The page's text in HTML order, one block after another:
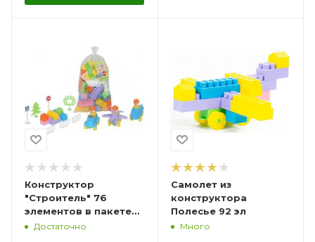
Конструктор
"Строитель" 76
элементов в пакете
для девочки
Достаточно
Самолет из
конструктора
Полесье 92 эл
Много